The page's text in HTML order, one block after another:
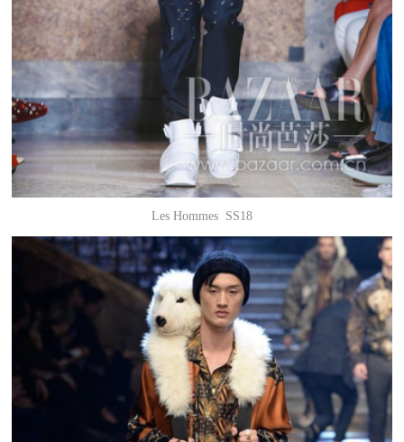
Les Hommes SS18